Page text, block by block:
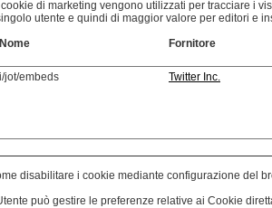
I cookie di marketing vengono utilizzati per tracciare i
utente e quindi di maggior valore per editori e
Nome
Fornitore
i/jot/embeds Twitter Inc.
disabilitare i cookie mediante configurazione del
può gestire le preferenze relative ai Cookie